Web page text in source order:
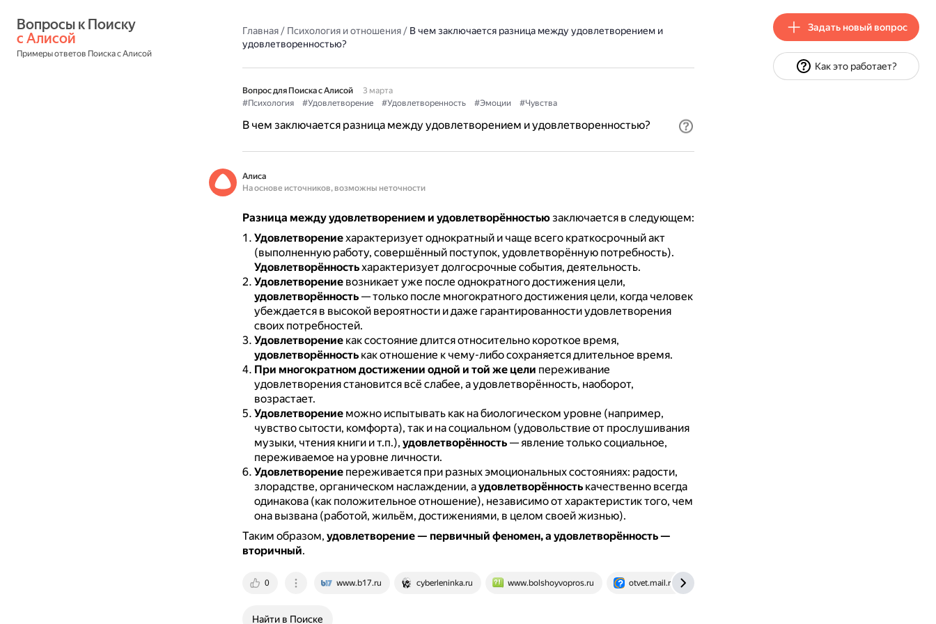
с Алисой
Примеры ответов Поиска с Алисой
Главная/ Психология и отношения/ В чем заключается разница между удовлетворением и
удовлетворенностью?
Вопрос для Поиска с Алисой
3 марта
#Психология
#Удовлетворение #Удовлетворенность #Эмоции #Чувства
В чем заключается разница между удовлетворением и удовлетворенностью?
Алиса
На основе источников, возможны неточности
Разница между удовлетворением и удовлетворённостьюзаключается в следующем:
Удовлетворениехарактеризует однократный и чаще всего краткосрочный акт
(выполненную работу, совершённый поступок, удовлетворённую потребность).
Удовлетворённостьхарактеризует долгосрочные события, деятельность.
Удовлетворениевозникает уже после однократного достижения цели,
удовлетворённость— только после многократного достижения цели, когда человек
убеждается в высокой вероятности и даже гарантированности удовлетворения
своих потребностей.
Удовлетворениекак состояние длится относительно короткое время,
удовлетворённостькак отношение к чему-либо сохраняется длительное время.
При многократном достижении одной и той же цели переживание
удовлетворения становится всё слабее, а удовлетворённость, наоборот,
возрастает.
Удовлетворениеможно испытывать как на биологическом уровне (например,
чувство сытости, комфорта), так и на социальном (удовольствие от прослушивания
музыки, чтения книги и т.п.), удовлетворённость— явление только социальное,
переживаемое на уровне личности.
Удовлетворениепереживается при разных эмоциональных состояниях: радости,
злорадстве, органическом наслаждении, аудовлетворённостькачественно всегда
одинакова (как положительное отношение), независимо от характеристик того, чем
она вызвана (работой, жильём, достижениями, в целом своей жизнью).
Таким образом, удовлетворение — первичный феномен, а удовлетворённость —
вторичный.
0 www.b17.ru cyberleninka.ru www.bolshoyvopros.ru otvet.mail.ru
Найти в Поиске
Задать новый вопрос
Как это работает?